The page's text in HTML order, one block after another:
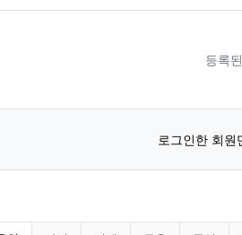
등록
로그인한 회원